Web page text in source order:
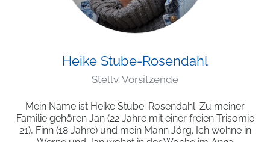
Heike Stube-Rosendahl
Stellv. Vorsitzende
Mein Name ist Heike Stube-Rosendahl. Zu meiner
Familie gehören Jan (22 Jahre mit einer freien Trisomie
21), Finn (18 Jahre) und mein Mann Jörg. Ich wohne in